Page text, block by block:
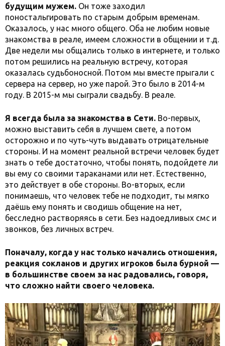
будущим мужем. Он тоже заходил
поностальгировать по старым добрым временам.
Оказалось, у нас много общего. Оба не любим новые
знакомства в реале, имеем сложности в общении и т.д.
Две недели мы общались только в интернете, и только
потом решились на реальную встречу, которая
оказалась судьбоносной. Потом мы вместе прыгали с
сервера на сервер, но уже парой. Это было в 2014-м
году. В 2015-м мы сыграли свадьбу. В реале.
Я всегда была за знакомства в Сети. Во-первых,
можно выставить себя в лучшем свете, а потом
осторожно и по чуть-чуть выдавать отрицательные
стороны. И на момент реальной встречи человек будет
знать о тебе достаточно, чтобы понять, подойдете ли
вы ему со своими тараканами или нет. Естественно,
это действует в обе стороны. Во-вторых, если
понимаешь, что человек тебе не подходит, ты мягко
даёшь ему понять и сводишь общение на нет,
бесследно растворяясь в сети. Без надоедливых смс и
звонков, без личных встреч.
Поначалу, когда у нас только начались отношения,
реакция сокланов и других игроков была бурной —
в большинстве своем за нас радовались, говоря,
что сложно найти своего человека.